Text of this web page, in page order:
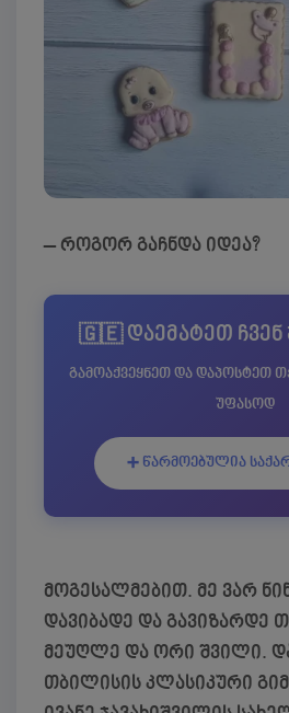
– როგორ გაჩნდა იდეა?
🇬🇪 დაემატეთ
გამოაქვეყნეთ და დაპოსტეთ
უფასოდ
➕ წარმოებულია
მოგესალმებით. მე ვარ
დავიბადე და გავიზარდე
მეუღლე და ორი შვილი.
თბილისის კლასიკური